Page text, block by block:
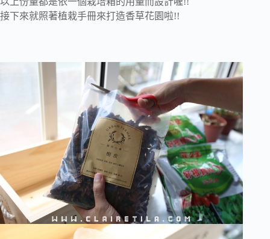
接下來就照著植栽手冊來打造香草花園啦!!